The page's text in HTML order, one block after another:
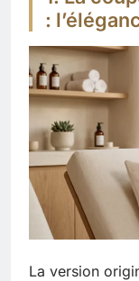
:
La version